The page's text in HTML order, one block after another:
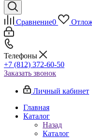
Сравнение0
Телефоны
+7 (812) 372-60-50
Заказать звонок
Личный кабинет
Главная
Каталог
Назад
Каталог